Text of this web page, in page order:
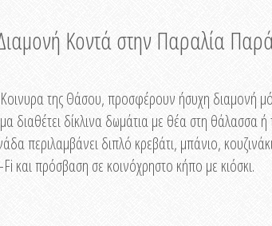
Κοντά στην Παραλία
της Θάσου, προσφέρουν ήσυχη διαμονή
διαθέτει δίκλινα δωμάτια με θέα στη θάλασσα
περιλαμβάνει διπλό κρεβάτι, μπάνιο,
και πρόσβαση σε κοινόχρηστο κήπο με κιόσκι.